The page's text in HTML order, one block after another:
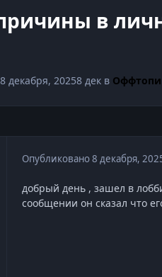
в
8 декабря, 20258 декв
Опубликовано8 декабря,
добрый день , зашел в
сообщении он сказал что